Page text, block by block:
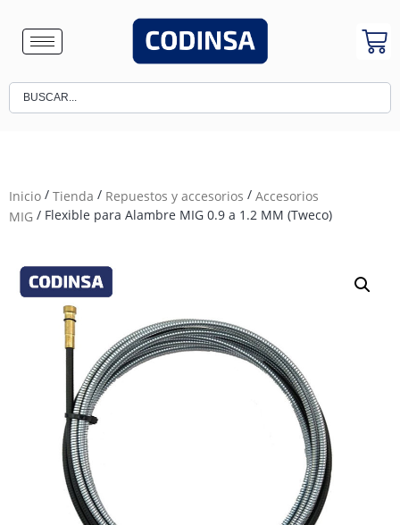
Inicio / Tienda / Repuestos y accesorios / Accesorios
MIG / Flexible para Alambre MIG 0.9 a 1.2 MM (Tweco)